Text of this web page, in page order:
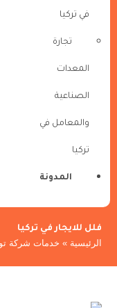
في تركيا
تجارة
المعدات
الصناعية
والمعامل في
تركيا
المدونة
فلل للايجار في تركيا
الرئيسية » خدمات شركة